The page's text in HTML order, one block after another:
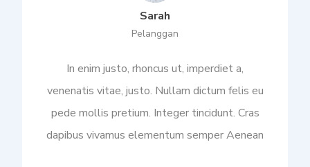
Sarah
Pelanggan
In enim justo, rhoncus ut, imperdiet a,
venenatis vitae, justo. Nullam dictum felis eu
pede mollis pretium. Integer tincidunt. Cras
dapibus vivamus elementum semper Aenean